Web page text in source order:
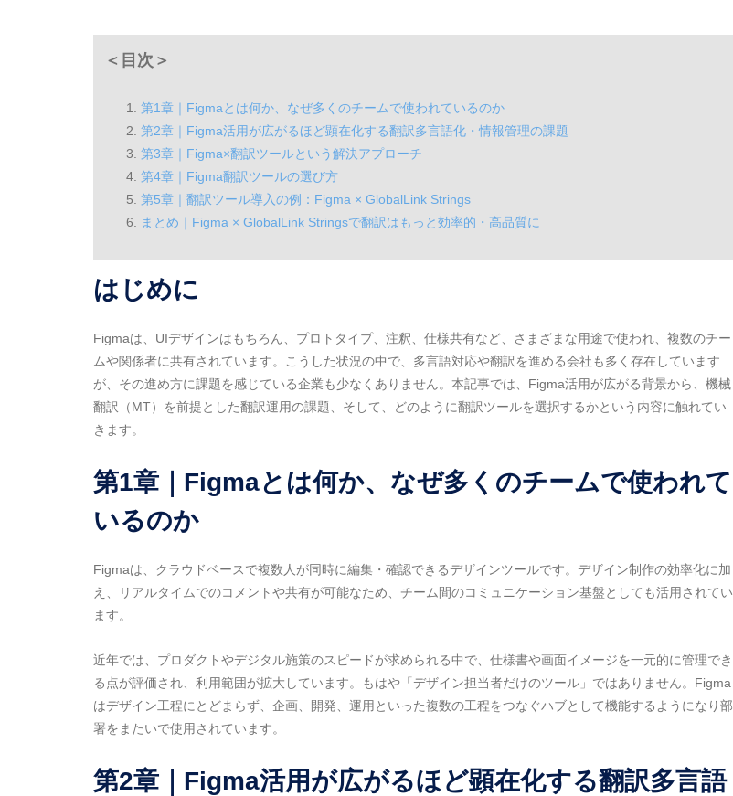
＜目次＞
第1章｜Figmaとは何か、なぜ多くのチームで使われているのか
第2章｜Figma活用が広がるほど顕在化する翻訳多言語化・情報管理の課題
第3章｜Figma×翻訳ツールという解決アプローチ
第4章｜Figma翻訳ツールの選び方
第5章｜翻訳ツール導入の例：Figma × GlobalLink Strings
まとめ｜Figma × GlobalLink Stringsで翻訳はもっと効率的・高品質に
はじめに
Figmaは、UIデザインはもちろん、プロトタイプ、注釈、仕様共有など、さまざまな用途で使われ、複数のチー
ムや関係者に共有されています。こうした状況の中で、多言語対応や翻訳を進める会社も多く存在しています
が、その進め方に課題を感じている企業も少なくありません。本記事では、Figma活用が広がる背景から、機械
翻訳（MT）を前提とした翻訳運用の課題、そして、どのように翻訳ツールを選択するかという内容に触れてい
きます。
第1章｜Figmaとは何か、なぜ多くのチームで使われて
いるのか
Figmaは、クラウドベースで複数人が同時に編集・確認できるデザインツールです。デザイン制作の効率化に加
え、リアルタイムでのコメントや共有が可能なため、チーム間のコミュニケーション基盤としても活用されてい
ます。
近年では、プロダクトやデジタル施策のスピードが求められる中で、仕様書や画面イメージを一元的に管理でき
る点が評価され、利用範囲が拡大しています。もはや「デザイン担当者だけのツール」ではありません。Figma
はデザイン工程にとどまらず、企画、開発、運用といった複数の工程をつなぐハブとして機能するようになり部
署をまたいで使用されています。
第2章｜Figma活用が広がるほど顕在化する翻訳多言語